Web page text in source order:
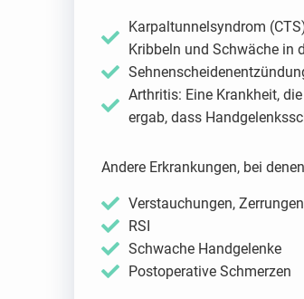
Karpaltunnelsyndrom
Kribbeln und Schwäche in
Arthritis: Eine Krankheit,
ergab, dass
Andere Erkrankungen, bei
Verstauchungen,
RSI
Schwache Handgelenke
Postoperative Schmerzen